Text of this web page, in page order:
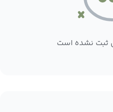
ثبت نشده است